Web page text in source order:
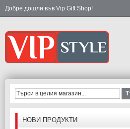
Добре дошли във Vip Gift Shop!
НОВИ ПРОДУКТИ